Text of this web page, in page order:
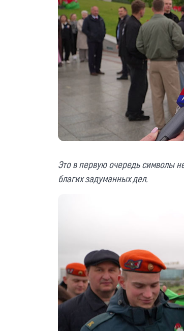
Это в первую очередь символы
благих задуманных дел.